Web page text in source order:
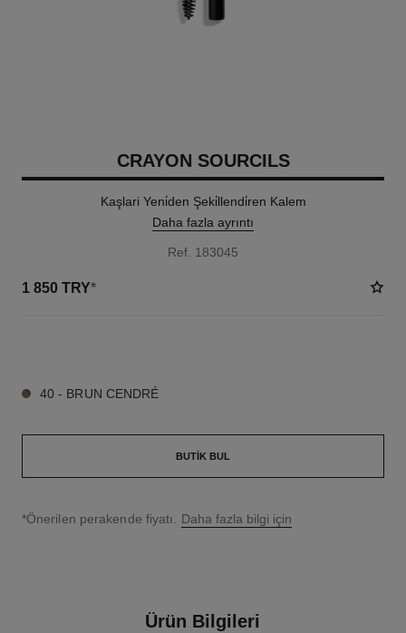
CRAYON SOURCILS
Kaşlari Yeni̇den Şeki̇llendi̇ren Kalem
Daha fazla ayrıntı
Ref. 183045
1 850 TRY*
40 - BRUN CENDRÉ
BUTIK BUL
↩
*Önerilen perakende fiyatı. Daha fazla bilgi için
Ürün Bilgileri